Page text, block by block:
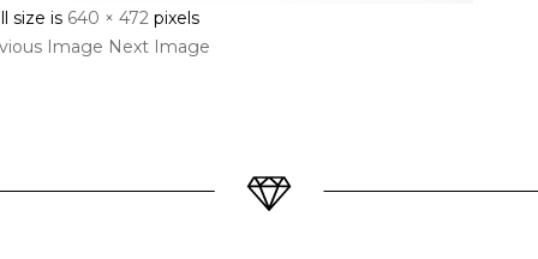
size is 640 × 472pixels
Image Next Image